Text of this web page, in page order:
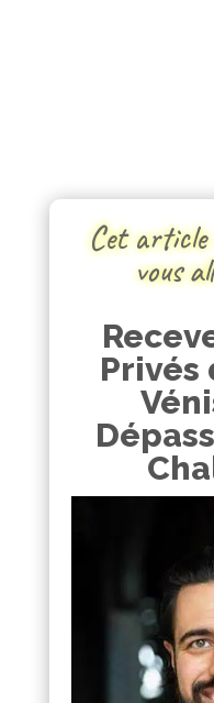
Cet article
vous
Privés